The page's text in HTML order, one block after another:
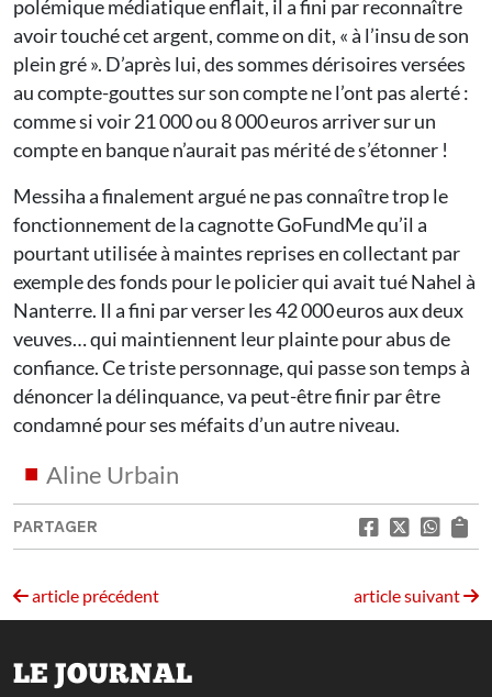
polémique médiatique enflait, il a fini par reconnaître
avoir touché cet argent, comme on dit, « à l’insu de son
plein gré ». D’après lui, des sommes dérisoires versées
au compte-gouttes sur son compte ne l’ont pas alerté :
comme si voir 21 000 ou 8 000 euros arriver sur un
compte en banque n’aurait pas mérité de s’étonner !
Messiha a finalement argué ne pas connaître trop le
fonctionnement de la cagnotte GoFundMe qu’il a
pourtant utilisée à maintes reprises en collectant par
exemple des fonds pour le policier qui avait tué Nahel à
Nanterre. Il a fini par verser les 42 000 euros aux deux
veuves… qui maintiennent leur plainte pour abus de
confiance. Ce triste personnage, qui passe son temps à
dénoncer la délinquance, va peut-être finir par être
condamné pour ses méfaits d’un autre niveau.
Aline Urbain
PARTAGER
article précédent article suivant
LE JOURNAL